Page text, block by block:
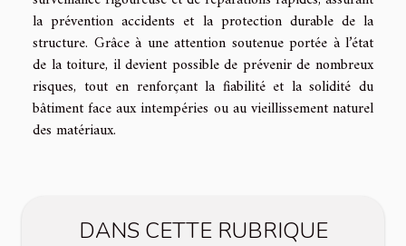
la prévention accidents et la protection durable de la
structure. Grâce à une attention soutenue portée à l’état
de la toiture, il devient possible de prévenir de nombreux
risques, tout en renforçant la fiabilité et la solidité du
bâtiment face aux intempéries ou au vieillissement naturel
des matériaux.
DANS CETTE RUBRIQUE